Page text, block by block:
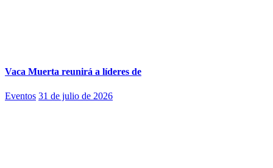
Vaca Muerta reunirá a líderes de
Eventos 31 de julio de 2026